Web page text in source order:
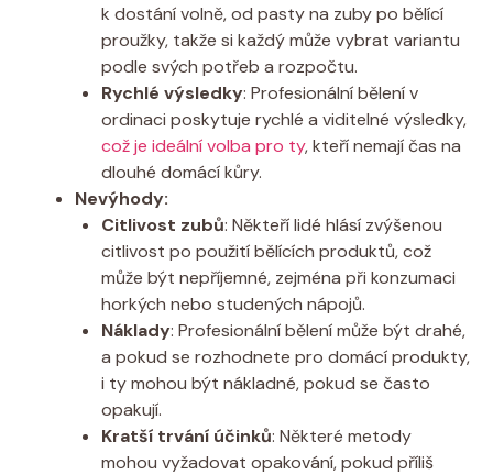
k dostání volně, od pasty na zuby po bělící
proužky, takže si každý může vybrat variantu
podle svých potřeb a rozpočtu.
Rychlé výsledky: Profesionální bělení v
ordinaci poskytuje rychlé a viditelné výsledky,
což je ideální volba pro ty, kteří nemají čas na
dlouhé domácí kůry.
Nevýhody:
Citlivost zubů: Někteří lidé hlásí zvýšenou
citlivost po použití bělících produktů, což
může být nepříjemné, zejména při konzumaci
horkých nebo studených nápojů.
Náklady: Profesionální bělení může být drahé,
a pokud se rozhodnete pro domácí produkty,
i ty mohou být nákladné, pokud se často
opakují.
Kratší trvání účinků: Některé metody
mohou vyžadovat opakování, pokud příliš